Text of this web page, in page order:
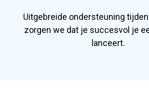
Uitgebreide ondersteuning
zorgen we dat je succesvol je
lanceert.